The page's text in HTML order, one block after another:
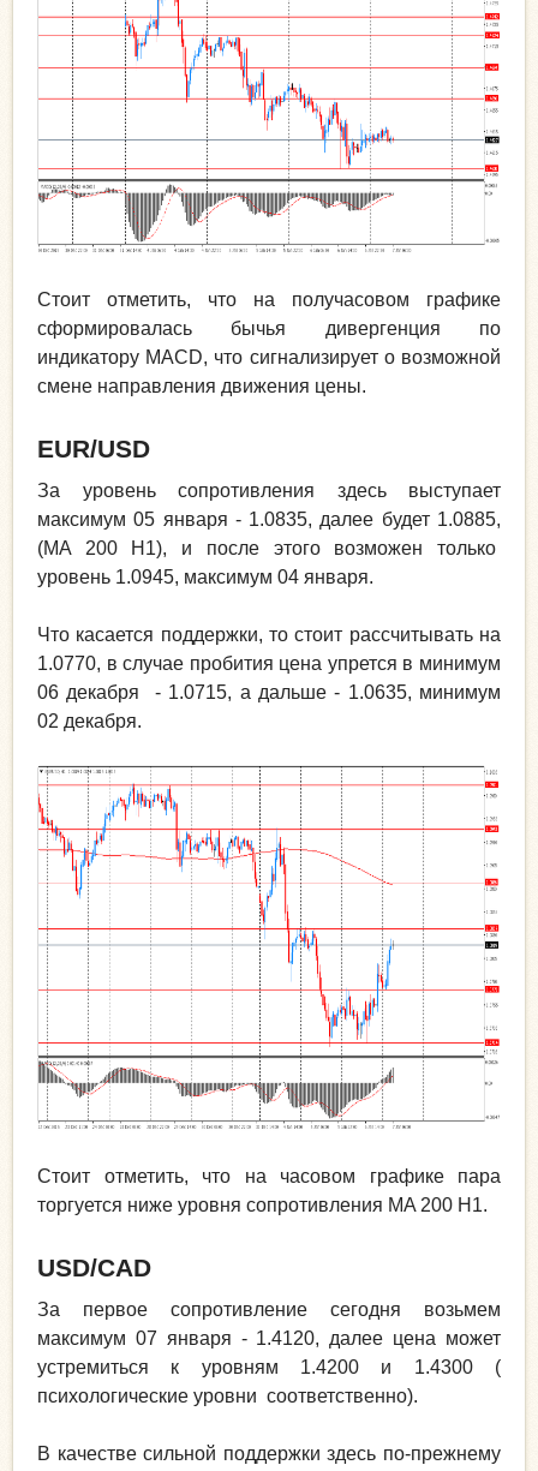
Стоит отметить, что на получасовом графике
сформировалась бычья дивергенция по
индикатору MACD, что сигнализирует о возможной
смене направления движения цены.
EUR/USD
За уровень сопротивления здесь выступает
максимум 05 января - 1.0835, далее будет 1.0885,
(MA 200 H1), и после этого возможен только
уровень 1.0945, максимум 04 января.
Что касается поддержки, то стоит рассчитывать на
1.0770, в случае пробития цена упрется в минимум
06 декабря - 1.0715, а дальше - 1.0635, минимум
02 декабря.
Стоит отметить, что на часовом графике пара
торгуется ниже уровня сопротивления MA 200 H1.
USD/CAD
За первое сопротивление сегодня возьмем
максимум 07 января - 1.4120, далее цена может
устремиться к уровням 1.4200 и 1.4300 (
психологические уровни соответственно).
В качестве сильной поддержки здесь по-прежнему